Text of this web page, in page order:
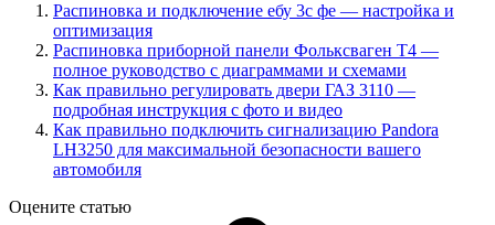
Распиновка и подключение ебу 3с фе — настройка и
оптимизация
Распиновка приборной панели Фольксваген Т4 —
полное руководство с диаграммами и схемами
Как правильно регулировать двери ГАЗ 3110 —
подробная инструкция с фото и видео
Как правильно подключить сигнализацию Pandora
LH3250 для максимальной безопасности вашего
автомобиля
Оцените статью